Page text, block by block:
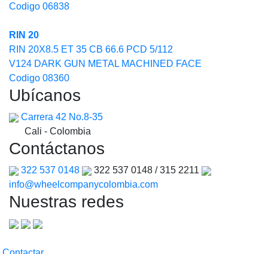
Codigo 06838
RIN 20
RIN 20X8.5 ET 35 CB 66.6 PCD 5/112
V124 DARK GUN METAL MACHINED FACE
Codigo 08360
Ubícanos
Carrera 42 No.8-35
Cali - Colombia
Contáctanos
322 537 0148
322 537 0148 / 315 2211
info@wheelcompanycolombia.com
Nuestras redes